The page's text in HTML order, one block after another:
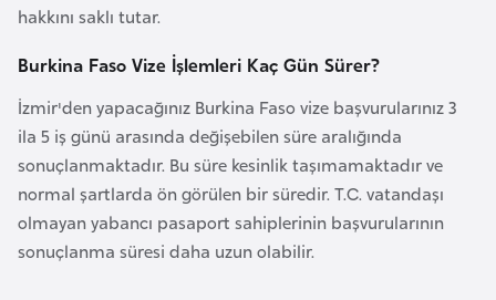
hakkını saklı tutar.
Burkina Faso Vize İşlemleri Kaç Gün Sürer?
İzmir'den yapacağınız Burkina Faso vize başvurularınız 3
ila 5 iş günü arasında değişebilen süre aralığında
sonuçlanmaktadır. Bu süre kesinlik taşımamaktadır ve
normal şartlarda ön görülen bir süredir. T.C. vatandaşı
olmayan yabancı pasaport sahiplerinin başvurularının
sonuçlanma süresi daha uzun olabilir.
B
u
g
a
r
i
s
t